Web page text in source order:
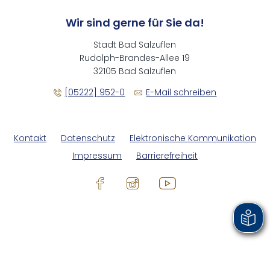
Wir sind gerne für Sie da!
Stadt Bad Salzuflen
Rudolph-Brandes-Allee 19
32105 Bad Salzuflen
[05222] 952-0
E-Mail schreiben
Kontakt Datenschutz
Elektronische Kommunikation
Impressum
Barrierefreiheit